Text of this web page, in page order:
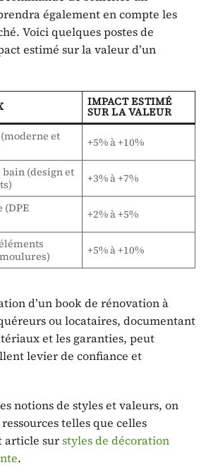
également en compte les
Voici quelques postes de
estimé sur la valeur d’un
IMPACT ESTIMÉ
SUR LA VALEUR
et
+5% à +10%
(design et
+3% à +7%
+2% à +5%
+5% à +10%
d’un book de rénovation à
ou locataires, documentant
et les garanties, peut
levier de confiance et
notions de styles et valeurs, on
telles que celles
article surstyles de décoration
.